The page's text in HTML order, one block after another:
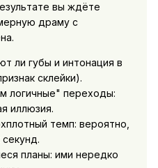
вы ждёте
драму с
ли губы и интонация в
склейки).
логичные" переходы:
иллюзия.
темп: вероятно,
планы: ими нередко